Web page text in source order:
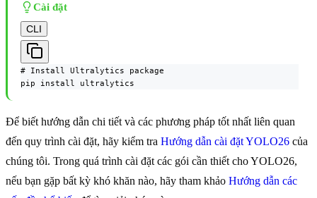
Cài đặt
CLI
# Install Ultralytics package
pip install ultralytics
Để biết hướng dẫn chi tiết và các phương pháp tốt nhất liên quan
đến quy trình cài đặt, hãy kiểm tra Hướng dẫn cài đặt YOLO26 của
chúng tôi. Trong quá trình cài đặt các gói cần thiết cho YOLO26,
nếu bạn gặp bất kỳ khó khăn nào, hãy tham khảo Hướng dẫn các